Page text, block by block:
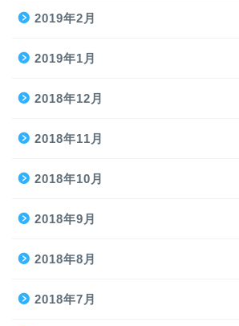
2019年2月
2019年1月
2018年12月
2018年11月
2018年10月
2018年9月
2018年8月
2018年7月